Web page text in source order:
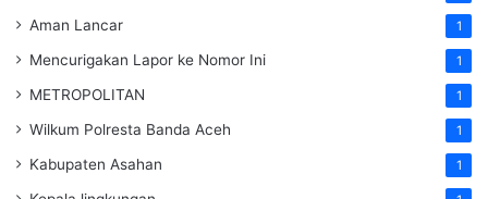
Aman Lancar 1
Mencurigakan Lapor ke Nomor Ini 1
METROPOLITAN 1
Wilkum Polresta Banda Aceh 1
Kabupaten Asahan 1